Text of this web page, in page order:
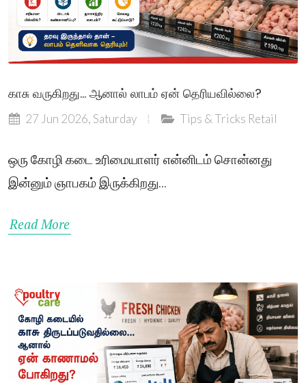
காசு வருகிறது... ஆனால் லாபம் ஏன் தெரியவில்லை?
27 Jun 2026, Saturday Tips & Tricks Retail
ஒரு கோழி கடை உரிமையாளர் என்னிடம் சொன்னது
இன்னும் ஞாபகம் இருக்கிறது...
Read More